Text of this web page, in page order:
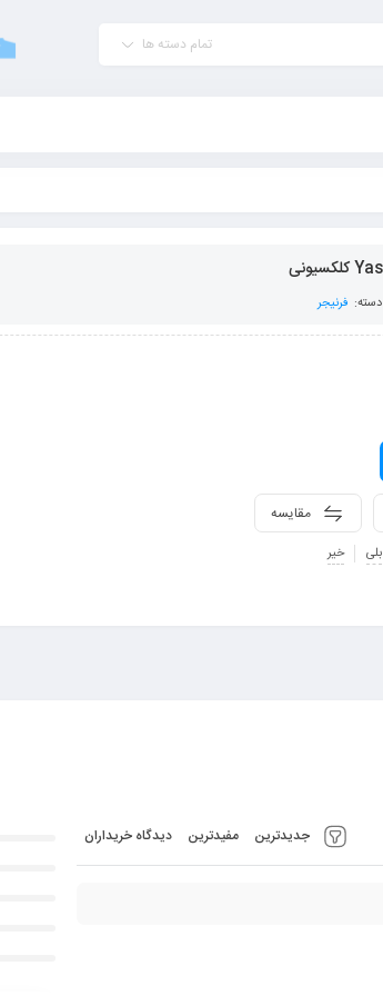
تمام دسته ها
دسته: فرنیجر
مقایسه
بلی خیر
جدیدترین مفیدترین دیدگاه خریداران